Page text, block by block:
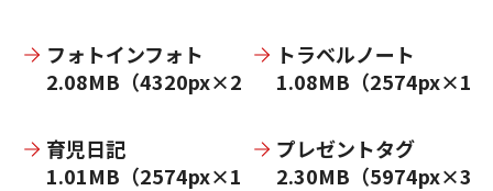
フォトインフォト
2.08MB（4320px×2972px）
トラベルノート
1.08MB（
育児日記
1.01MB（2574px×1716px）
プレゼントタグ
2.30MB（